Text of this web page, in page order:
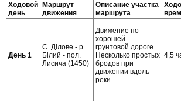
Ходовой
день
Маршрут
движения
Описание участка
маршрута
День 1
С. Ділове - р.
Білий - пол.
Лисича (1450)
Движение по
хорошей
грунтовой дороге.
Несколько простых
бродов при
движении вдоль
реки.
4,5